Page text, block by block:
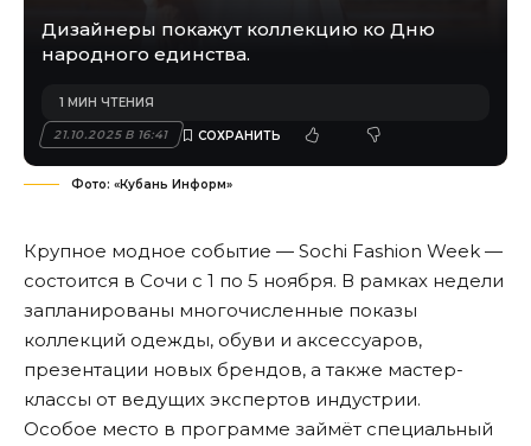
Дизайнеры покажут коллекцию ко Дню
народного единства.
21.10.2025 В 16:41
1 МИН ЧТЕНИЯ
Фото: «Кубань Информ»
Крупное модное событие — Sochi Fashion Week —
состоится в Сочи с 1 по 5 ноября. В рамках недели
запланированы многочисленные показы
коллекций одежды, обуви и аксессуаров,
презентации новых брендов, а также мастер-
классы от ведущих экспертов индустрии.
Особое место в программе займёт специальный